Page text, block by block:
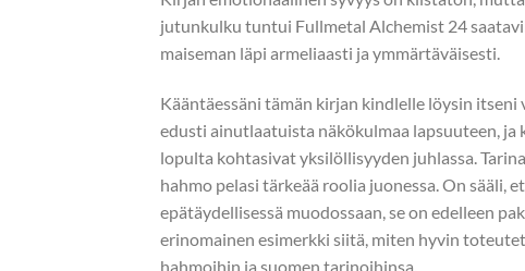
jutunkulku tuntui Fullmetal Alchemist 24
maiseman läpi armeliaasti ja ymmärtäväisesti.
Kääntäessäni tämän kirjan kindlelle löysin
edusti ainutlaatuista näkökulmaa lapsuuteen, ja
lopulta kohtasivat yksilöllisyyden juhlassa.
hahmo pelasi tärkeää roolia juonessa. On
epätäydellisessä muodossaan, se on edelleen
erinomainen esimerkki siitä, miten hyvin
hahmoihin ja suomen tarinoihinsa.